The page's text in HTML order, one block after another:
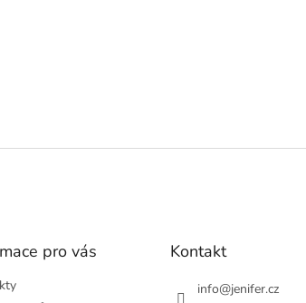
pro vás Kontakt
info@jenifer.cz